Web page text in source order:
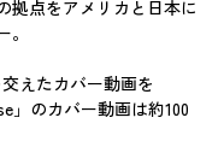
拠点をアメリカと日本に
えたカバー動画を
」のカバー動画は約100